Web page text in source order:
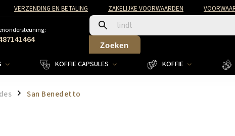
VERZENDING EN BETALING ZAKELIJKE VOORWAARDEN
Zoeken
KOFFIE CAPSULES KOFFIE
/ San Benedetto